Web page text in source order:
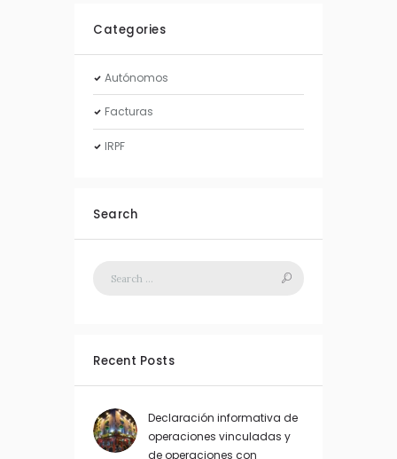
Categories
Autónomos
Facturas
IRPF
Search
Recent Posts
Declaración informativa de
operaciones vinculadas y
de operaciones con